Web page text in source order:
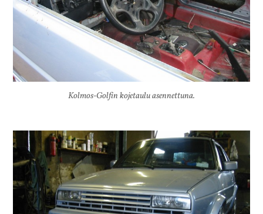
Kolmos-Golfin kojetaulu asennettuna.